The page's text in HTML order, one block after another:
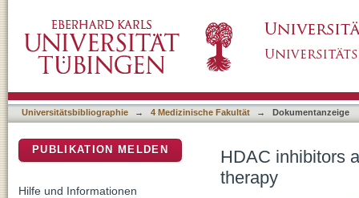
Universitätsbibliographie → 4 Medizinische Fakultät → Dokumentanzeige
HDAC inhibitors
therapy
PUBLIKATION MELDEN
Hilfe und Informationen